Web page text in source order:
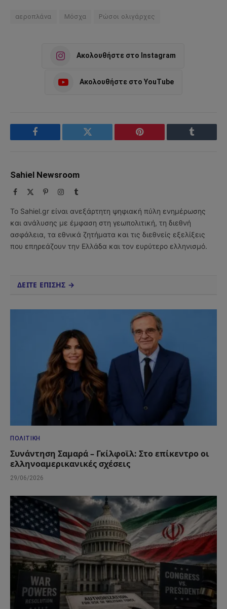
αεροπλάνα Μόσχα Ρώσοι ολιγάρχες
Ακολουθήστε στο Instagram
Ακολουθήστε στο YouTube
Facebook Twitter Pinterest Tumblr
Sahiel Newsroom
Facebook PinterestInstagram
Tumblr
Το Sahiel.gr είναι ανεξάρτητη ψηφιακή πύλη ενημέρωσης
και ανάλυσης με έμφαση στη γεωπολιτική, τη διεθνή
ασφάλεια, τα εθνικά ζητήματα και τις διεθνείς εξελίξεις
που επηρεάζουν την Ελλάδα και τον ευρύτερο ελληνισμό.
ΔΕΙΤΕ ΕΠΙΣΗΣ →
ΠΟΛΙΤΙΚΉ
Συνάντηση Σαμαρά – Γκίλφοϊλ: Στο επίκεντρο οι
ελληνοαμερικανικές σχέσεις
29/06/2026